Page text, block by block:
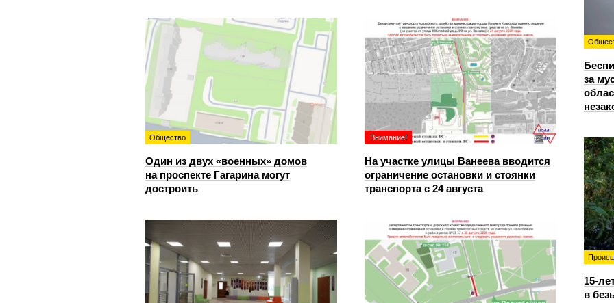
за
Общество
Один из двух «военных» домов
на проспекте Гагарина могут
достроить
Внимание!
На участке улицы Ванеева вводится
ограничение остановки и стоянки
транспорта с 24 августа
15-
в